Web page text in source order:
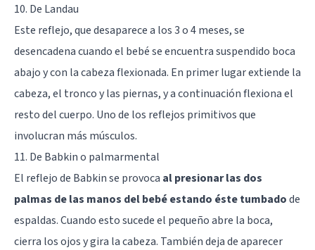
10. De Landau
Este reflejo, que desaparece a los 3 o 4 meses, se
desencadena cuando el bebé se encuentra suspendido boca
abajo y con la cabeza flexionada. En primer lugar extiende la
cabeza, el tronco y las piernas, y a continuación flexiona el
resto del cuerpo. Uno de los reflejos primitivos que
involucran más músculos.
11. De Babkin o palmarmental
El reflejo de Babkin se provoca al presionar las dos
palmas de las manos del bebé estando éste tumbadode
espaldas. Cuando esto sucede el pequeño abre la boca,
cierra los ojos y gira la cabeza. También deja de aparecer